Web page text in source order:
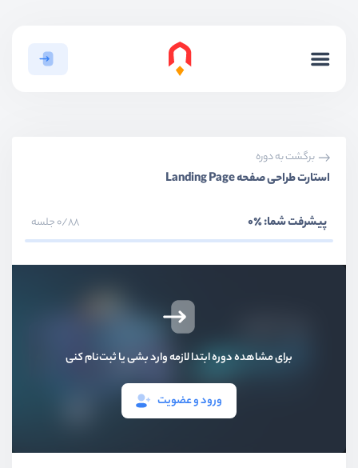
برگشت به دوره
استارت طراحی صفحه Landing Page
پیشرفت شما:٪0 0/88 جلسه
برای مشاهده دوره ابتدا لازمه وارد بشی یا ثبت‌نام کنی
ورود و عضویت
بخش اول مقدمه و آماده سازی پروژه
طراحی هدر پروژه